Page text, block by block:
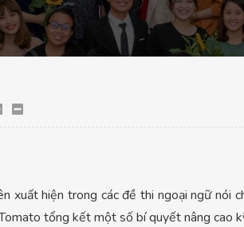
xuất hiện trong các đề thi ngoại ngữ nói
tổng kết một số bí quyết nâng cao